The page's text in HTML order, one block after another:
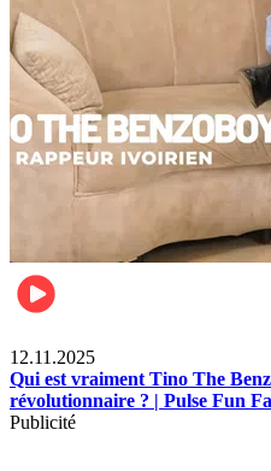
12.11.2025
Qui est vraiment Tino The
révolutionnaire ? | Pulse Fun
Publicité